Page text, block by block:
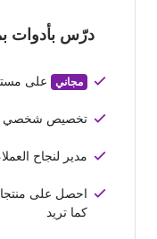
درّس بأدوات
مجاني على
تخصيص شخصي
مدير لنجاح
احصل على
كما تريد